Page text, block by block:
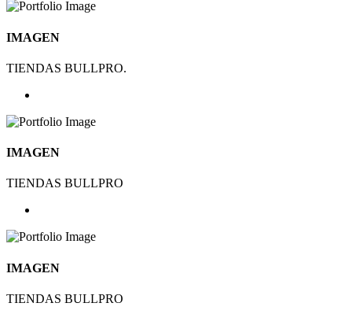
IMAGEN
TIENDAS BULLPRO.
IMAGEN
TIENDAS BULLPRO
IMAGEN
TIENDAS BULLPRO